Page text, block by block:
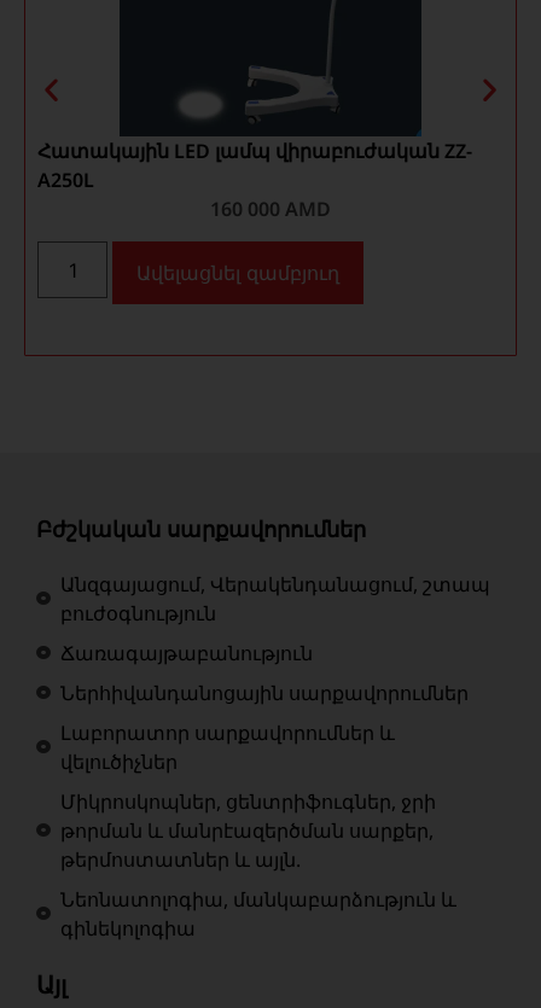
Հատակային LED լամպ վիրաբուժական ZZ-
A250L
160 000 AMD
Ավելացնել զամբյուղ
Բժշկական սարքավորումներ
Անզգայացում, Վերակենդանացում, շտապ
բուժօգնություն
Ճառագայթաբանություն
Ներհիվանդանոցային սարքավորումներ
Լաբորատոր սարքավորումներ և
վելուծիչներ
Միկրոսկոպներ, ցենտրիֆուգներ, ջրի
թորման և մանրէազերծման սարքեր,
թերմոստատներ և այլն.
Նեոնատոլոգիա, մանկաբարձություն և
գինեկոլոգիա
Այլ